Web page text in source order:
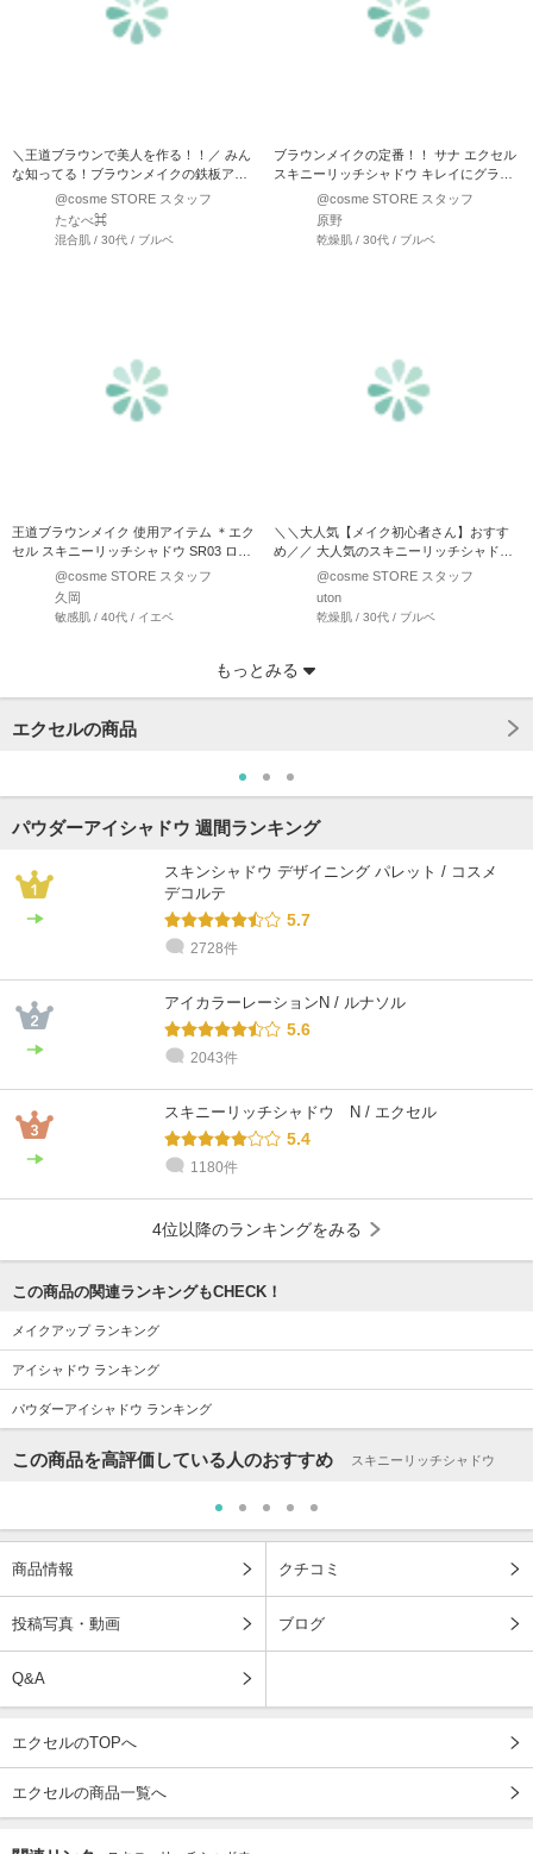
＼王道ブラウンで美人を作る！！／ みん
な知ってる！ブラウンメイクの鉄板アイ
テム◎ エクセル ス…
@cosme STORE スタッフ
たなべ⌘
混合肌 / 30代 / ブルベ
ブラウンメイクの定番！！ サナ エクセル
スキニーリッチシャドウ キレイにグラデ
ーションが仕上が…
@cosme STORE スタッフ
原野
乾燥肌 / 30代 / ブルベ
王道ブラウンメイク 使用アイテム ＊エク
セル スキニーリッチシャドウ SR03 ロイ
ヤルブラウン…@cosme STORE スタッフ
久岡
敏感肌 / 40代 / イエベ
＼＼大人気【メイク初心者さん】おすす
め／／ 大人気のスキニーリッチシャドウ
ご紹介します！私も美容…
@cosme STORE スタッフ
uton
乾燥肌 / 30代 / ブルベ
@cosme STORE スタッフ
混合肌 / 30代 / イエベ
@cosme STORE スタッフ
乾燥肌 / 30代 / イエベ
@cosme STORE スタッフ
乾燥肌 / 50代 / ブルベ
もっとみる
エクセルの商品
パウダーアイシャドウ 週間ランキング
スキンシャドウ デザイニング パレット / コスメ
デコルテ
5.7
2728件
アイカラーレーションN / ルナソル
5.6
2043件
スキニーリッチシャドウ N / エクセル
5.4
1180件
4位以降のランキングをみる
この商品の関連ランキングもCHECK！
メイクアップ ランキング
アイシャドウ ランキング
パウダーアイシャドウ ランキング
この商品を高評価している人のおすすめ スキニーリッチシャドウ
商品情報 クチコミ
投稿写真・動画 ブログ
Q&A
エクセルのTOPへ
エクセルの商品一覧へ